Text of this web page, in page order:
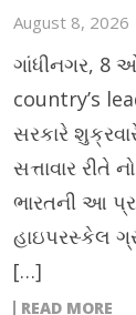
August 8, 2026
ગાંધીનગર, 8
country’s
સરકારે
સત્તાવાર રીતે
ભારતની આ
હાઇપરસ્કેલ
[…]
READ MORE